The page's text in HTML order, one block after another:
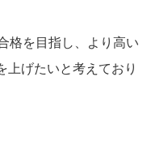
格を目指し、より高い
上げたいと考えており